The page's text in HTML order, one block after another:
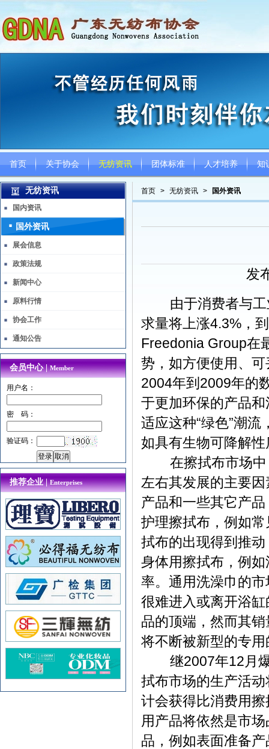
首页 关于协会 无纺资讯 团体标准 人才培养 知
首页 > 无纺资讯 > 国外资讯
发
由于消费者与工
求量将上涨4.3%，
Freedonia Group在
势，如方便使用、
2004年到2009年的
于更加环保的产品
适应这种“绿色”潮
如具有生物可降解
在擦拭布市场中
左右其发展的主要
产品和一些其它产
护理擦拭布，例如
拭布的出现得到推
身体用擦拭布，例
率。通用洗澡巾的
很难进入或离开浴
品的顶端，然而其
将不断被新型的专
继2007年12月爆
拭布市场的生产活
计会获得比消费用
用产品将依然是市
品，例如表面准备
无纺资讯
国内资讯
国外资讯
展会信息
政策法规
新闻中心
原料行情
协会工作
通知公告
会员中心 |Member
用户名：
密 码：
验证码：
推荐企业 |Enterprises